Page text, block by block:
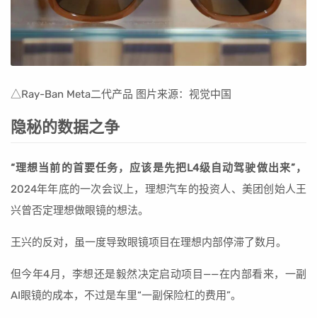
△Ray-Ban Meta二代产品 图片来源：视觉中国
隐秘的数据之争
“理想当前的首要任务，应该是先把L4级自动驾驶做出来”，
2024年年底的一次会议上，理想汽车的投资人、美团创始人王
兴曾否定理想做眼镜的想法。
王兴的反对，虽一度导致眼镜项目在理想内部停滞了数月。
但今年4月，李想还是毅然决定启动项目——在内部看来，一副
AI眼镜的成本，不过是车里“一副保险杠的费用”。